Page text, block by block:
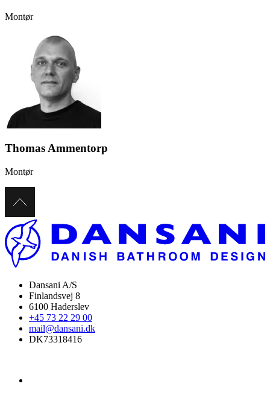
Montør
Thomas Ammentorp
Montør
Dansani A/S
Finlandsvej 8
6100 Haderslev
+45 73 22 29 00
mail@dansani.dk
DK73318416